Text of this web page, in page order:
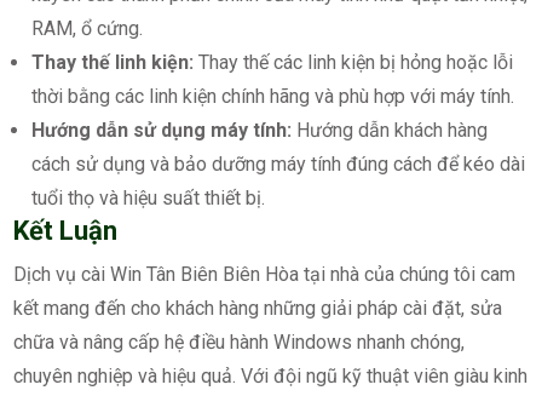
RAM, ổ cứng.
Thay thế linh kiện: Thay thế các linh kiện bị hỏng hoặc lỗi
thời bằng các linh kiện chính hãng và phù hợp với máy tính.
Hướng dẫn sử dụng máy tính: Hướng dẫn khách hàng
cách sử dụng và bảo dưỡng máy tính đúng cách để kéo dài
tuổi thọ và hiệu suất thiết bị.
Kết Luận
Dịch vụ cài Win Tân Biên Biên Hòa tại nhà của chúng tôi cam
kết mang đến cho khách hàng những giải pháp cài đặt, sửa
chữa và nâng cấp hệ điều hành Windows nhanh chóng,
chuyên nghiệp và hiệu quả. Với đội ngũ kỹ thuật viên giàu kinh